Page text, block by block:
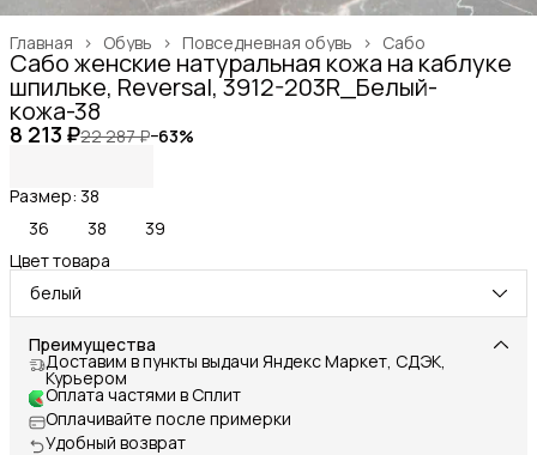
Сабо
Повседневная обувь ›
Обувь ›
Главная ›
Сабо женские натуральная кожа на каблуке
шпильке, Reversal, 3912-203R_Белый-
кожа-38
8 213 ₽22 287 ₽−63%
Размер: 38
36
38
39
Цвет товара
белый
Преимущества
Доставим в пункты выдачи Яндекс Маркет, СДЭК,
Курьером
Оплата частями в Сплит
Оплачивайте после примерки
Удобный возврат